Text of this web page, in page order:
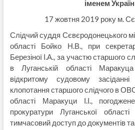
іменем
17 жовтня 2019 року м.
Слідчий суддя Сєвєродонецького
області Бойко Н.В., при
Березіної І.А., за участю
в Луганській області
відкритому судовому
клопотання старшого слідчого в
області Маракуци І.І.,
прокуратури Луганської
тимчасовий доступ до документів та